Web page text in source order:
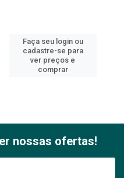
Faça seu login ou
cadastre-se para
ver preços e
comprar
nossas ofertas!